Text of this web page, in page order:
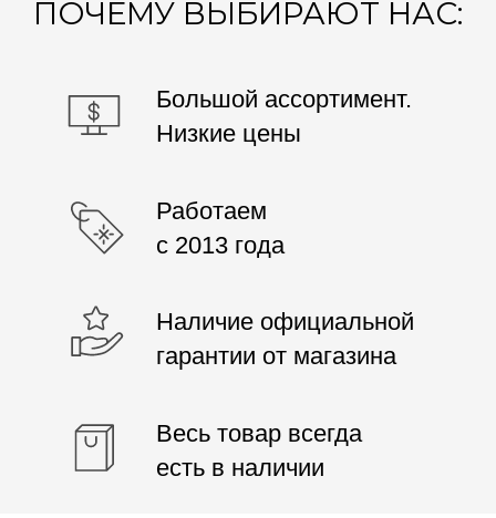
ОТЗЫВЫ О ТОВАРАХ
Отзывы о товарах, узнайте их плюсы
и минусы и сделайте выбор
4.9/5
Средняя оценка